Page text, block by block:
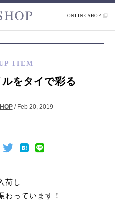
ONLINE SHOP
ITEM
をタイで彩る
/ Feb 20, 2019
荷し
わっています！